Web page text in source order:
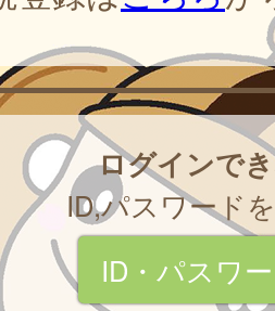
ログインで
ID,パスワード
ID・パスワ